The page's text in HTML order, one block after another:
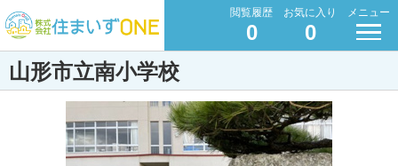
閲覧履歴
0
お気に入り
0
メニュー
山形市立南小学校